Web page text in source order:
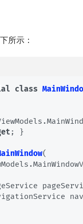
所示：
class
; }
(